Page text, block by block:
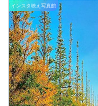
インスタ映え写真館